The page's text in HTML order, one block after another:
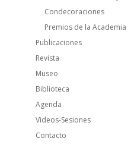
Condecoraciones
Premios de la Academia
Publicaciones
Revista
Museo
Biblioteca
Agenda
Videos-Sesiones
Contacto